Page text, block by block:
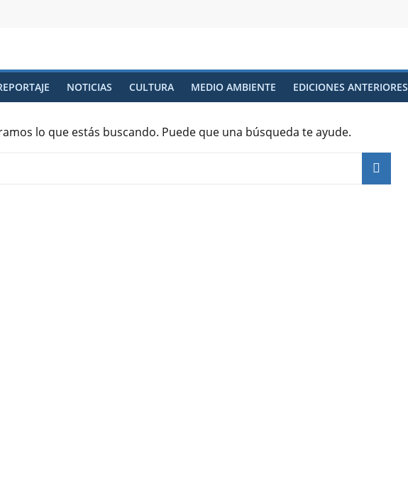
NOTICIAS CULTURA MEDIO AMBIENTE EDICIONES ANTERIORES
lo que estás buscando. Puede que una búsqueda te ayude.